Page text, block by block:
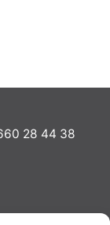
28 44 38